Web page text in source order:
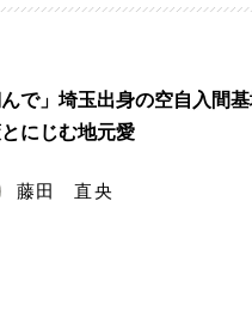
で」埼玉出身の空自入間
にじむ地元愛
藤田 直央